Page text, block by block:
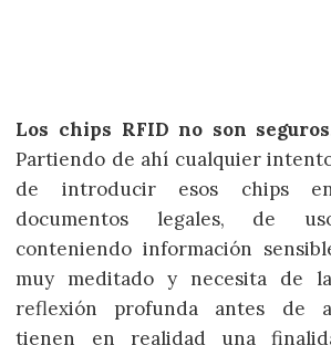
Los chips RFID no son seguros
Partiendo de ahí cualquier
de introducir esos chips
documentos legales, de
conteniendo información
muy meditado y necesita de
reflexión profunda antes de
tienen en realidad una